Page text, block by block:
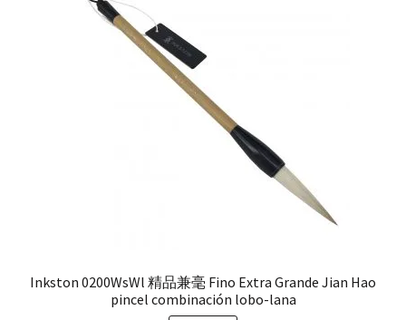
Inkston 0200WsWl 精品兼毫 Fino Extra Grande Jian Hao
pincel combinación lobo-lana